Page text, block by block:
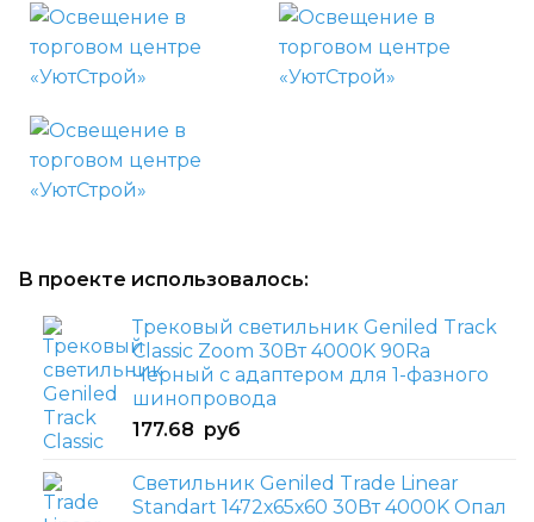
В проекте использовалось:
Трековый светильник Geniled Track
Classic Zoom 30Вт 4000K 90Ra
Черный с адаптером для 1-фазного
шинопровода
177.68 руб
Светильник Geniled Trade Linear
Standart 1472х65х60 30Вт 4000K Опал